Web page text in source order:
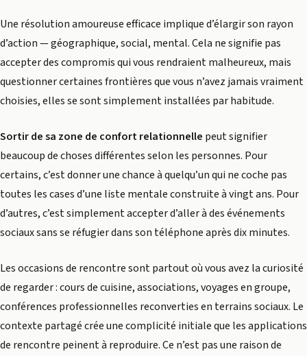
Une résolution amoureuse efficace implique d’élargir son rayon
d’action — géographique, social, mental. Cela ne signifie pas
accepter des compromis qui vous rendraient malheureux, mais
questionner certaines frontières que vous n’avez jamais vraiment
choisies, elles se sont simplement installées par habitude.
Sortir de sa zone de confort relationnelle peut signifier
beaucoup de choses différentes selon les personnes. Pour
certains, c’est donner une chance à quelqu’un qui ne coche pas
toutes les cases d’une liste mentale construite à vingt ans. Pour
d’autres, c’est simplement accepter d’aller à des événements
sociaux sans se réfugier dans son téléphone après dix minutes.
Les occasions de rencontre sont partout où vous avez la curiosité
de regarder : cours de cuisine, associations, voyages en groupe,
conférences professionnelles reconverties en terrains sociaux. Le
contexte partagé crée une complicité initiale que les applications
de rencontre peinent à reproduire. Ce n’est pas une raison de